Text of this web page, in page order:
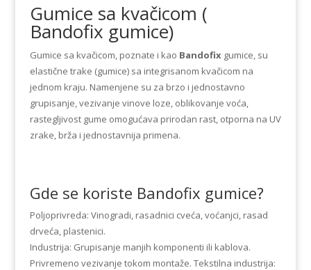
Gumice sa kvačicom (
Bandofix gumice)
Gumice sa kvačicom, poznate i kao Bandofix gumice, su
elastične trake (gumice) sa integrisanom kvačicom na
jednom kraju. Namenjene su za brzo i jednostavno
grupisanje, vezivanje vinove loze, oblikovanje voća,
rastegljivost gume omogućava prirodan rast, otporna na UV
zrake, brža i jednostavnija primena.
Gde se koriste Bandofix gumice?
Poljoprivreda: Vinogradi, rasadnici cveća, voćanjci, rasad
drveća, plastenici.
Industrija: Grupisanje manjih komponenti ili kablova.
Privremeno vezivanje tokom montaže. Tekstilna industrija: